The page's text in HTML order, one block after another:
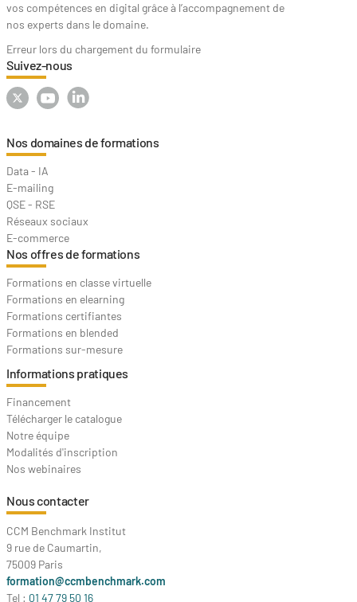
vos compétences en digital grâce à l’accompagnement de
nos experts dans le domaine.
Erreur lors du chargement du formulaire
Suivez-nous
Nos domaines de formations
Data - IA
E-mailing
QSE - RSE
Réseaux sociaux
E-commerce
Nos offres de formations
Formations en classe virtuelle
Formations en elearning
Formations certifiantes
Formations en blended
Formations sur-mesure
Informations pratiques
Financement
Télécharger le catalogue
Notre équipe
Modalités d'inscription
Nos webinaires
Nous contacter
CCM Benchmark Institut
9 rue de Caumartin,
75009 Paris
formation@ccmbenchmark.com
Tel : 01 47 79 50 16